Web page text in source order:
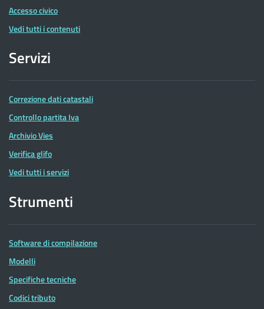
Accesso civico
Vedi tutti i contenuti
Servizi
Correzione dati catastali
Controllo partita Iva
Archivio Vies
Verifica glifo
Vedi tutti i servizi
Strumenti
Software di compilazione
Modelli
Specifiche tecniche
Codici tributo